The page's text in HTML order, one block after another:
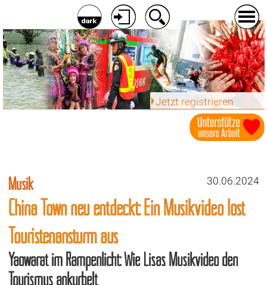
Jetzt registrieren
30.06.2024
Musik
China Town neu entdeckt: Ein Musikvideo löst
Touristenansturm aus
Yaowarat im Rampenlicht: Wie Lisas Musikvideo den
Tourismus ankurbelt